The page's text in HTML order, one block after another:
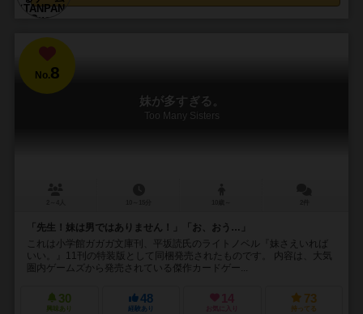
No.8
妹が多すぎる。
Too Many Sisters
「先生！妹は男ではありません！」「お、おう…」
これは小学館ガガガ文庫刊、平坂読氏のライトノベル『妹さえいれば
いい。』11刊の特装版として同梱発売されたものです。 内容は、大気
圏内ゲームズから発売されている傑作カードゲー...
30
興味あり
48
経験あり
14
お気に入り
73
持ってる